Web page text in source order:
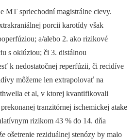
MT spriechodní magistrálne cievy.
porcii karotídy však
a/alebo 2. ako rizikové
s oklúziou; či 3. distálnou
k nedostatočnej reperfúzii, či recidíve
môžeme len extrapolovať na
et al, v ktorej kvantifikovali
tranzitórnej ischemickej atake
rizikom 43 % do 14. dňa
ošetrenie reziduálnej stenózy by malo